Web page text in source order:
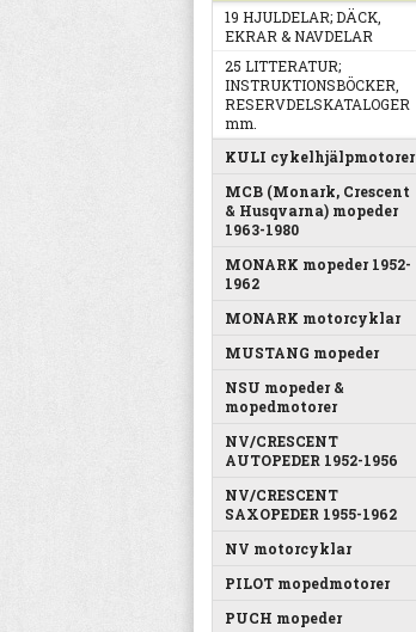
19 HJULDELAR; DÄCK,
EKRAR & NAVDELAR
25 LITTERATUR;
INSTRUKTIONSBÖCKER,
RESERVDELSKATALOGER
mm.
KULI cykelhjälpmotorer
MCB (Monark, Crescent
& Husqvarna) mopeder
1963-1980
MONARK mopeder 1952-
1962
MONARK motorcyklar
MUSTANG mopeder
NSU mopeder &
mopedmotorer
NV/CRESCENT
AUTOPEDER 1952-1956
NV/CRESCENT
SAXOPEDER 1955-1962
NV motorcyklar
PILOT mopedmotorer
PUCH mopeder